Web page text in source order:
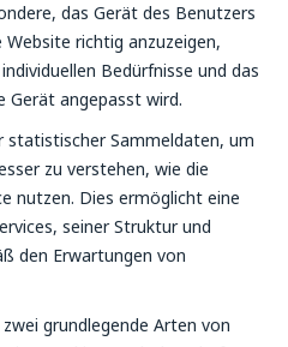
das Gerät des Benutzers
Website richtig anzuzeigen,
Bedürfnisse und das
Gerät angepasst wird.
statistischer Sammeldaten, um
zu verstehen, wie die
nutzen. Dies ermöglicht eine
seiner Struktur und
den Erwartungen von
grundlegende Arten von